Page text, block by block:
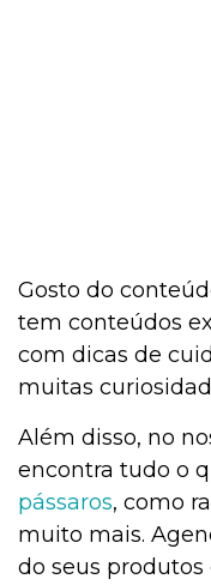
Gosto do
tem conteúdos
com dicas de
muitas
Além disso, no
encontra tudo o
pássaros, como
muito mais.
do seus produtos